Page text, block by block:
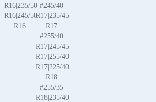
R16|235/50
R16|245/50
R16
#245/40
R17|235/45
R17
#255/40
R17|245/45
R17|255/40
R17|225/40
R18
#255/35
R18|235/40